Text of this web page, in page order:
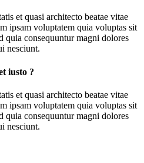
et quasi architecto beatae vitae
ipsam voluptatem quia voluptas sit
quia consequuntur magni dolores
nesciunt.
iusto ?
et quasi architecto beatae vitae
ipsam voluptatem quia voluptas sit
quia consequuntur magni dolores
nesciunt.